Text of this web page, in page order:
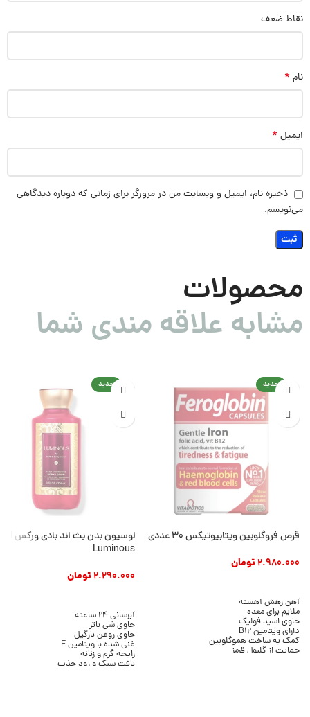
نقاط ضعف
نام *
ایمیل *
ذخیره نام، ایمیل و وبسایت من در مرورگر برای زمانی که دوباره دیدگاهی
می‌نویسم.
محصولات
مشابه علاقه مندی شما
جدید
قرص فروگلوبین ویتابیوتیکس ۳۰ عددی
2.980.000تومان
آهن رهش آهسته
ملایم برای معده
حاوی اسید فولیک
دارای ویتامین B12
کمک به ساخت هموگلوبین
حمایت از گلبول قرمز
جدید
Luminous
2.290.000تومان
آبرسانی 24 ساعته
حاوی شی باتر
حاوی روغن نارگیل
غنی شده با ویتامین E
رایحه گرم و زنانه
بافت سبک و زود جذب